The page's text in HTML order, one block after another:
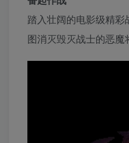
踏入壮阔的电影级精
图消灭毁灭战士的恶